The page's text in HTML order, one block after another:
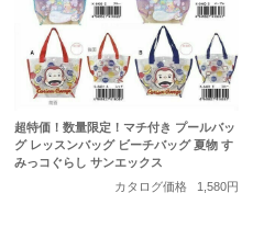
超特価！数量限定！マチ付き プールバッ
グ レッスンバッグ ビーチバッグ 夏物 す
みっコぐらし サンエックス
カタログ価格
1,580円